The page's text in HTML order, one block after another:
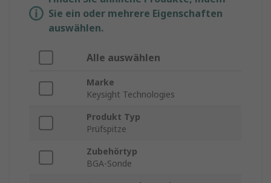
Sie ein oder mehrere Eigenschaften
auswählen.
Alle auswählen
Marke
Keysight Technologies
Produkt Typ
Prüfspitze
Zubehörtyp
BGA-Sonde